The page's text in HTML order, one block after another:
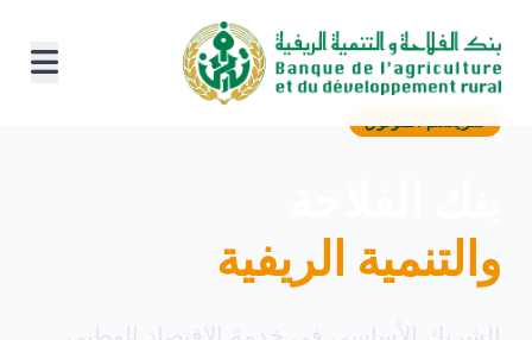
والتنمية الريفية